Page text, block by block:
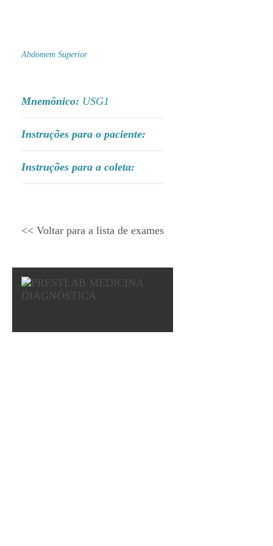
Abdomem Superior
Mnemônico: USG1
Instruções para o paciente:
Instruções para a coleta:
<< Voltar para a lista de exames